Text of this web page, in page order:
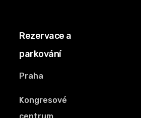
Rezervace a
parkování
Praha
Kongresové